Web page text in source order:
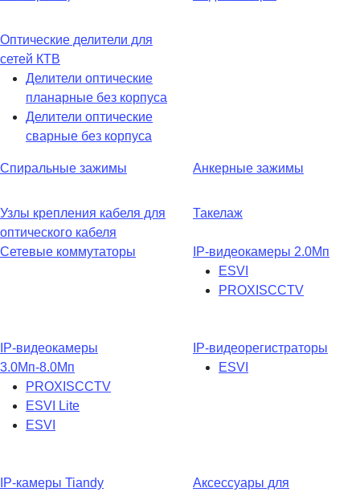
Оптические делители для
сетей КТВ
Делители оптические
планарные без корпуса
Делители оптические
сварные без корпуса
Спиральные зажимы Анкерные зажимы
Узлы крепления кабеля для
оптического кабеля
Такелаж
Сетевые коммутаторы
IP-видеокамеры 2.0Мп
ESVI
PROXISCCTV
IP-видеокамеры
3.0Мп-8.0Мп
PROXISCCTV
ESVI Lite
ESVI
IP-видеорегистраторы
ESVI
IP-камеры Tiandy Аксессуары для